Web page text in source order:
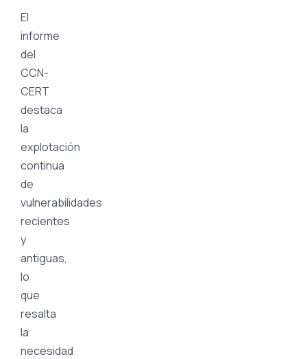
El
informe
del
CCN-
CERT
destaca
la
explotación
continua
de
vulnerabilidades
recientes
y
antiguas,
lo
que
resalta
la
necesidad